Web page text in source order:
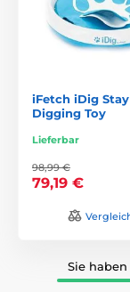
iFetch iDig Stay
Digging Toy
Lieferbar
98,99 €
79,19 €
Sie